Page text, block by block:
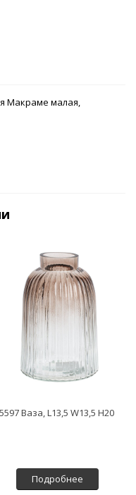
Макраме малая,
Ваза, L13,5 W13,5 H20
Подробнее